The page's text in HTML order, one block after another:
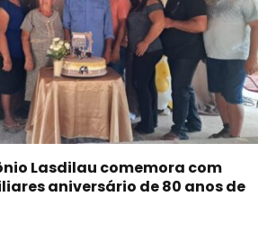
Lasdilau comemora com
aniversário de 80 anos de